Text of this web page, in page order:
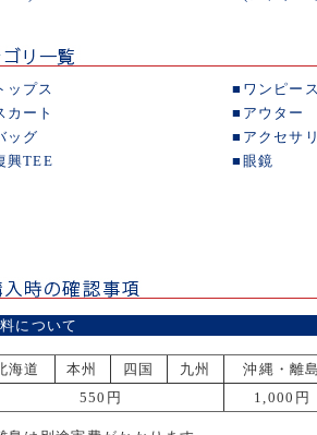
ップス ■ ワンピース
カート ■ アウター
ッグ ■ アクセサ
興TEE ■ 眼鏡
について
海道 本州 四国 九州
沖縄・離島
550円
1,000円